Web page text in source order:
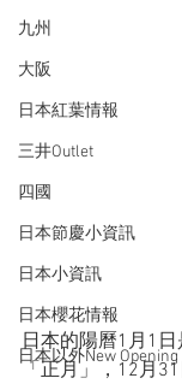
九州
大阪
日本紅葉情報
三井Outlet
四國
日本節慶小資訊
日本小資訊
日本櫻花情報
日本以外New Opening
日本的陽曆1月1
「正月」，12月